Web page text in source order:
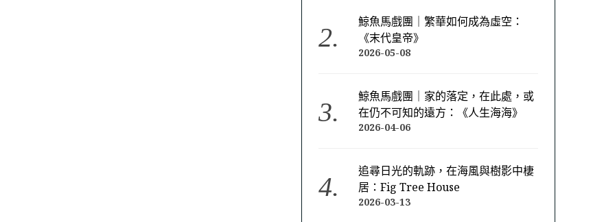
鯨魚馬戲團｜繁華如何成為虛空：
《末代皇帝》
2026-05-08
鯨魚馬戲團｜家的落定，在此處，或
在仍不可知的遠方：《人生海海》
2026-04-06
追尋日光的軌跡，在海風與樹影中棲
居：Fig Tree House
2026-03-13